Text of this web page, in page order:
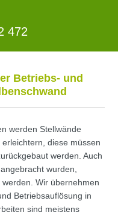
472
Betriebs- und
werden Stellwände
diese müssen
werden. Auch
wurden,
Wir übernehmen
Betriebsauflösung in
sind meistens